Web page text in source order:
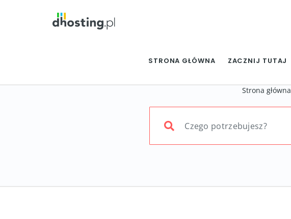
STRONA GŁÓWNA ZACZNIJ TUTAJ
Strona główna